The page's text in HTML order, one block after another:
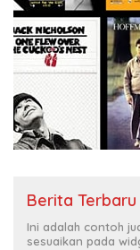
Berita Terbaru
Ini adalah contoh
sesuaikan pada